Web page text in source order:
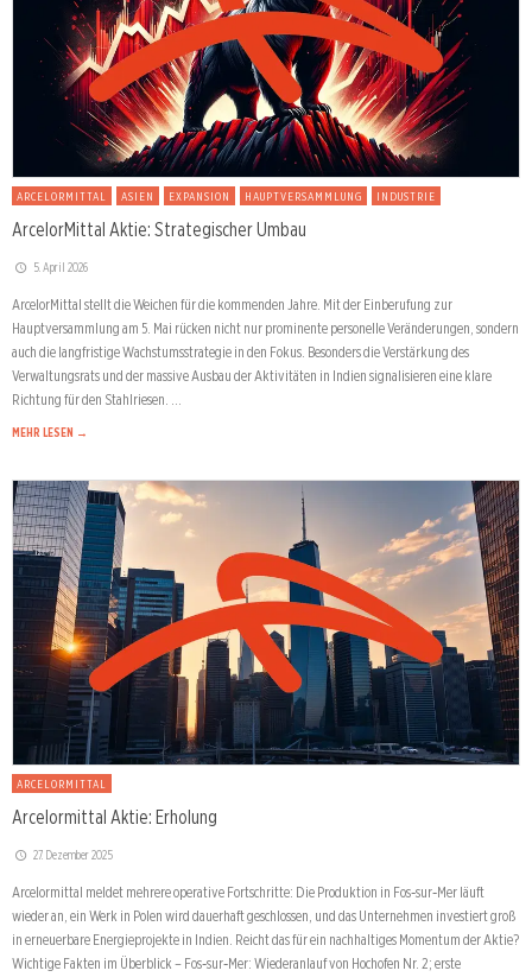
ARCELORMITTAL ASIEN EXPANSION HAUPTVERSAMMLUNG INDUSTRIE
ArcelorMittal Aktie: Strategischer Umbau
5. April 2026
ArcelorMittal stellt die Weichen für die kommenden Jahre. Mit der Einberufung zur
Hauptversammlung am 5. Mai rücken nicht nur prominente personelle Veränderungen, sondern
auch die langfristige Wachstumsstrategie in den Fokus. Besonders die Verstärkung des
Verwaltungsrats und der massive Ausbau der Aktivitäten in Indien signalisieren eine klare
Richtung für den Stahlriesen. …
MEHR LESEN →
ARCELORMITTAL
Arcelormittal Aktie: Erholung
27. Dezember 2025
Arcelormittal meldet mehrere operative Fortschritte: Die Produktion in Fos‑sur‑Mer läuft
wieder an, ein Werk in Polen wird dauerhaft geschlossen, und das Unternehmen investiert groß
in erneuerbare Energieprojekte in Indien. Reicht das für ein nachhaltiges Momentum der Aktie?
Wichtige Fakten im Überblick – Fos‑sur‑Mer: Wiederanlauf von Hochofen Nr. 2; erste